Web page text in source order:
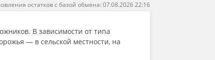
остатков с базой обмена: 07.08.2026 22:16
В зависимости от типа
— в сельской местности, на